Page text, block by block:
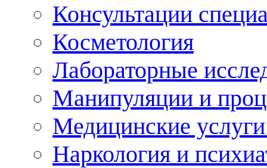
Консультации
Косметология
Лабораторные
Манипуляции и
Медицинские
Наркология и